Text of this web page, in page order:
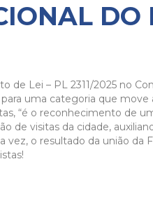
DO
Lei – PL 2311/2025 no
uma categoria que move
“é o reconhecimento de
visitas da cidade,
o resultado da união da